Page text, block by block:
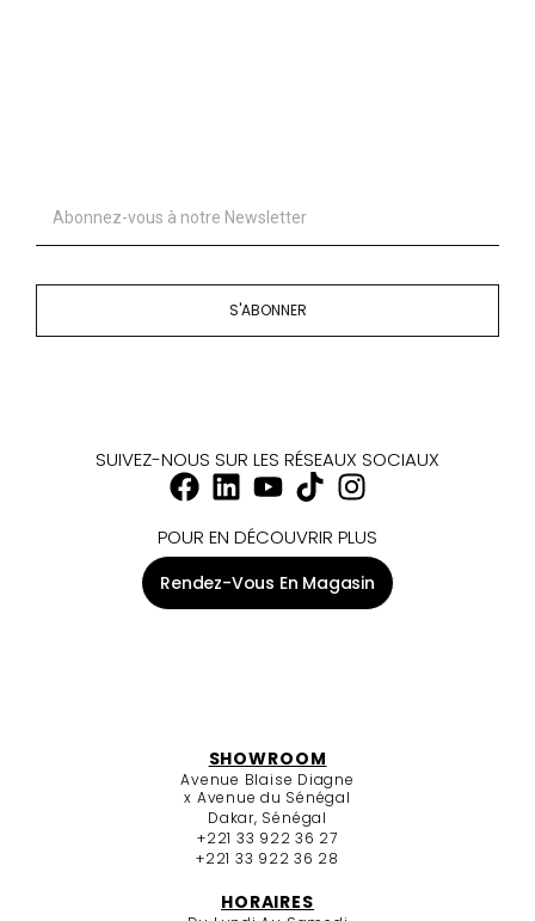
S'ABONNER
SUIVEZ-NOUS SUR LES RÉSEAUX SOCIAUX
POUR EN DÉCOUVRIR PLUS
Rendez-Vous En Magasin
SHOWROOM
Avenue Blaise Diagne
x Avenue du Sénégal
Dakar, Sénégal
+221 33 922 36 27
+221 33 922 36 28
HORAIRES